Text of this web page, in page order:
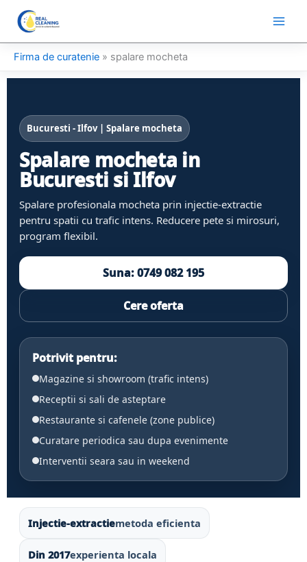
content
Firma de curatenie » spalare mocheta
Bucuresti - Ilfov | Spalare mocheta
Spalare mocheta in
Bucuresti si Ilfov
Spalare profesionala mocheta prin injectie-extractie
pentru spatii cu trafic intens. Reducere pete si mirosuri,
program flexibil.
Suna: 0749 082 195
Cere oferta
Potrivit pentru:
Magazine si showroom (trafic intens)
Receptii si sali de asteptare
Restaurante si cafenele (zone publice)
Curatare periodica sau dupa evenimente
Interventii seara sau in weekend
Injectie-extractiemetoda eficienta
Din 2017experienta locala